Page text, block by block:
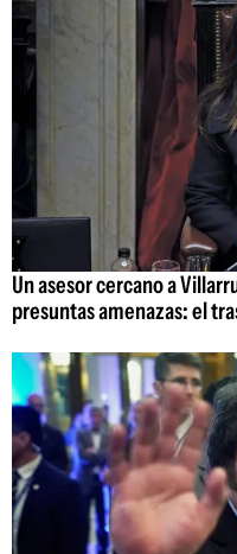
Un asesor cercano a
presuntas amenazas: el